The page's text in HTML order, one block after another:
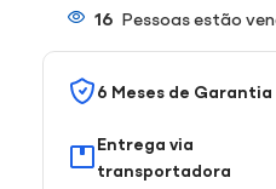
16 Pessoas estão
6 Meses de Garantia
Entrega via
transportadora